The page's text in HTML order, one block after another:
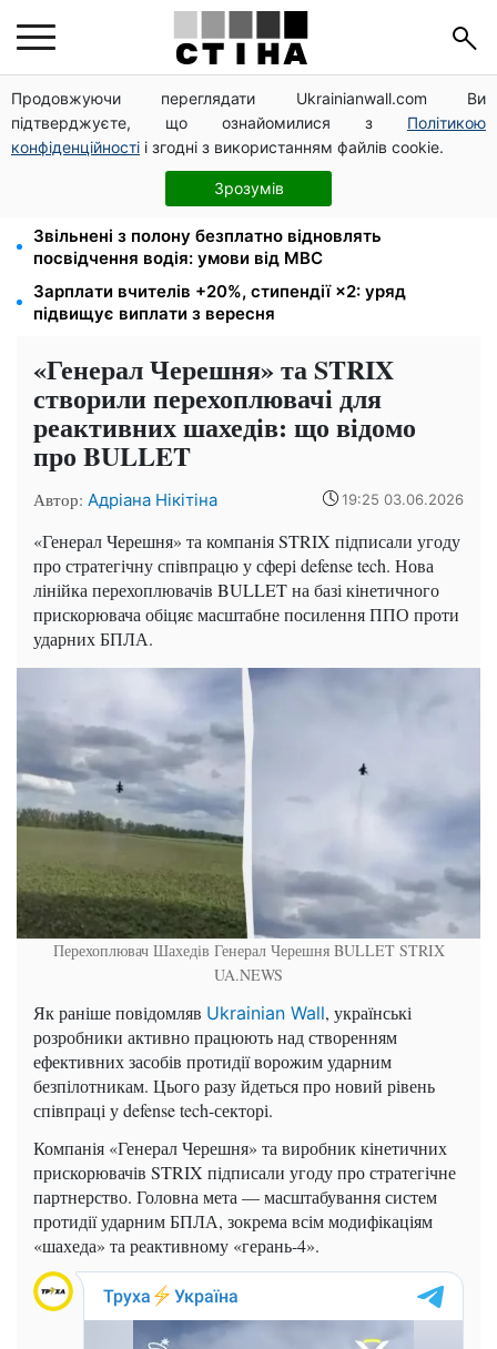
Продовжуючи переглядати Ukrainianwall.com Ви
підтверджуєте, що ознайомилися з Політикою
конфіденційності і згодні з використанням файлів cookie.
Зрозумів
172 940 грн захистять житло від арешту за
комуналку: з жовтня поріг — 432 тисячі
Новий знак на центральній вулиці: водіям
вантажівок заборонили зупинку — штраф до 680
Звільнені з полону безплатно відновлять
посвідчення водія: умови від МВС
Зарплати вчителів +20%, стипендії ×2: уряд
підвищує виплати з вересня
«Генерал Черешня» та STRIX
створили перехоплювачі для
реактивних шахедів: що відомо
про BULLET
Автор: Адріана Нікітіна 19:25 03.06.2026
«Генерал Черешня» та компанія STRIX підписали угоду
про стратегічну співпрацю у сфері defense tech. Нова
лінійка перехоплювачів BULLET на базі кінетичного
прискорювача обіцяє масштабне посилення ППО проти
ударних БПЛА.
Перехоплювач Шахедів Генерал Черешня BULLET STRIX
UA.NEWS
Як раніше повідомляв Ukrainian Wall, українські
розробники активно працюють над створенням
ефективних засобів протидії ворожим ударним
безпілотникам. Цього разу йдеться про новий рівень
співпраці у defense tech-секторі.
Компанія «Генерал Черешня» та виробник кінетичних
прискорювачів STRIX підписали угоду про стратегічне
партнерство. Головна мета — масштабування систем
протидії ударним БПЛА, зокрема всім модифікаціям
«шахеда» та реактивному «герань-4».